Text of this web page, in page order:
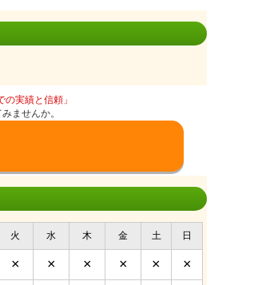
実績と信頼」
ませんか。
火 水 木 金 土 日
× × × × × ×